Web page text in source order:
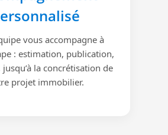
vous accompagne à
: estimation, publication,
jusqu’à la concrétisation de
projet immobilier.